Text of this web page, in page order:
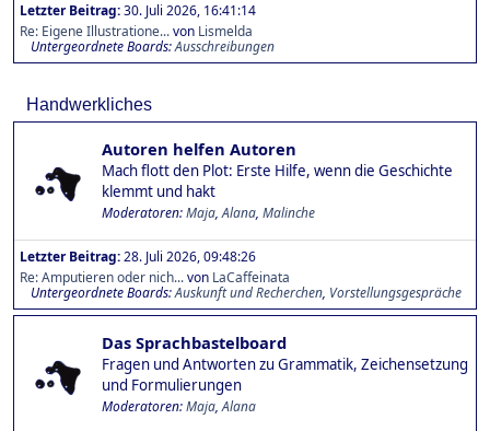
Letzter Beitrag:30. Juli 2026, 16:41:14
Re: Eigene Illustratione...von Lismelda
Untergeordnete Boards Ausschreibungen
Handwerkliches
Autoren helfen Autoren
Mach flott den Plot: Erste Hilfe, wenn die Geschichte
klemmt und hakt
Moderatoren:Maja,Alana, Malinche
Letzter Beitrag:28. Juli 2026, 09:48:26
Re: Amputieren oder nich...von LaCaffeinata
Untergeordnete Boards Auskunft und Recherchen Vorstellungsgespräche
Das Sprachbastelboard
Fragen und Antworten zu Grammatik, Zeichensetzung
und Formulierungen
Moderatoren:Maja,Alana